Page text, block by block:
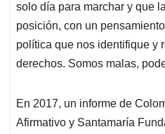
solo día para marchar y que
posición, con un
política que nos identifique y
derechos. Somos malas,
En 2017, un informe de
Afirmativo y Santamaría